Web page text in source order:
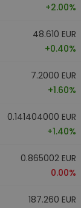
+2.00%
48.610 EUR
+0.40%
7.2000 EUR
+1.60%
0.141404000 EUR
+1.40%
0.865002 EUR
0.00%
187.260 EUR